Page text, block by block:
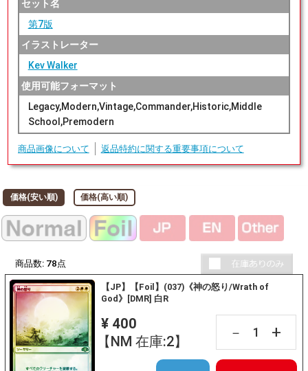
セット名
第7版
イラストレーター
Kev Walker
使用可能フォーマット
Legacy,Modern,Vintage,Commander,Historic,Middle
School,Premodern
商品画像について 返品特約に関する重要事項について
価格(安い順) 価格(高い順)
商品数: 78 点
【JP】【Foil】(037)《神の怒り/Wrath of
God》[DMR] 白R
¥ 400
【NM 在庫:2】
－ +